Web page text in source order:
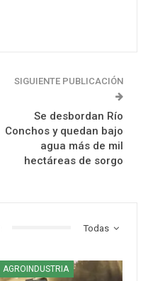
SIGUIENTE PUBLICACIÓN
Se desbordan Río
Conchos y quedan bajo
agua más de mil
hectáreas de sorgo
Todas
AGROINDUSTRIA